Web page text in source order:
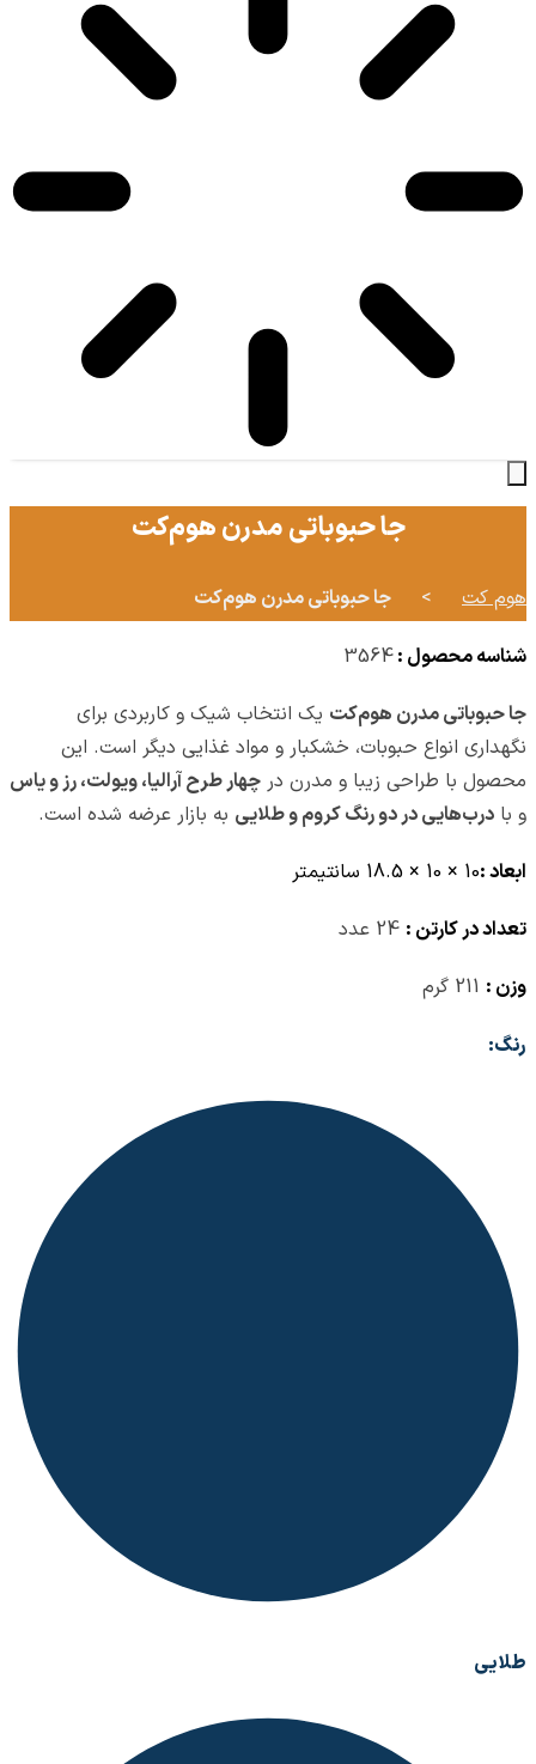
جا حبوباتی مدرن هوم‌کت
هوم کت > جا حبوباتی مدرن هوم‌کت
شناسه محصول :3564
جا حبوباتی مدرن هوم‌کت یک انتخاب شیک و کاربردی برای
نگهداری انواع حبوبات، خشکبار و مواد غذایی دیگر است. این
محصول با طراحی زیبا و مدرن در چهار طرح آرالیا، ویولت، رز و یاس
و با درب‌هایی در دو رنگ کروم و طلایی به بازار عرضه شده است.
ابعاد :10 × 10 × 18.5 سانتیمتر
تعداد در کارتن :
وزن :
رنگ:
طلایی